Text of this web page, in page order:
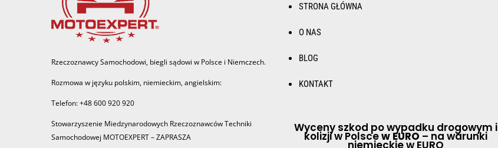
Rzeczoznawcy Samochodowi, biegli sądowi w Polsce i Niemczech.
Rozmowa w języku polskim, niemieckim, angielskim:
Telefon: +48 600 920 920
Stowarzyszenie Miedzynarodowych Rzeczoznawców Techniki
Samochodowej MOTOEXPERT – ZAPRASZA
STRONA GŁÓWNA
O NAS
BLOG
KONTAKT
Wyceny szkod po wypadku drogowym i
kolizji w Polscew EURO – na warunki